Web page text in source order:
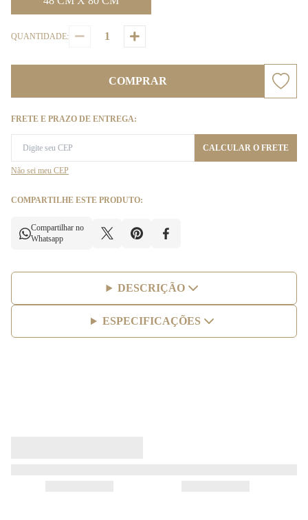
QUANTIDADE:
COMPRAR
FRETE E PRAZO DE ENTREGA:
CALCULAR O FRETE
Não sei meu CEP
COMPARTILHE ESTE PRODUTO:
Compartilhar no
Whatsapp
DESCRIÇÃO
ESPECIFICAÇÕES